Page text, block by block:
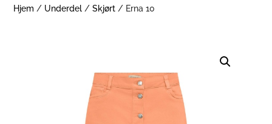
Hjem / Underdel /Skjørt / Erna 10